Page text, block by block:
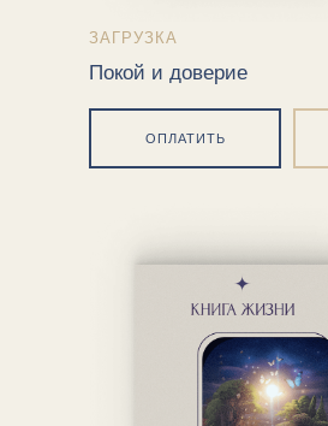
ЗАГРУЗКА
Покой и доверие
ОПЛАТИТЬ